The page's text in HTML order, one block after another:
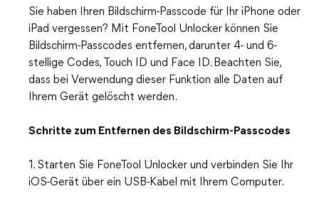
Sie haben Ihren Bildschirm-Passcode für Ihr iPhone oder
iPad vergessen? Mit FoneTool Unlocker können Sie
Bildschirm-Passcodes entfernen, darunter 4- und 6-
stellige Codes, Touch ID und Face ID. Beachten Sie,
dass bei Verwendung dieser Funktion alle Daten auf
Ihrem Gerät gelöscht werden.
Schritte zum Entfernen des Bildschirm-Passcodes
1. Starten Sie FoneTool Unlocker und verbinden Sie Ihr
iOS-Gerät über ein USB-Kabel mit Ihrem Computer.